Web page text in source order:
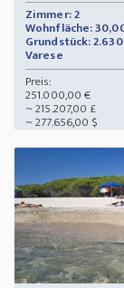
Zimmer: 2
Wohnfläche:
Grundstück:
Varese
Preis:
251.000,00 €
~ 215.207,00 £
~ 277.656,00 $